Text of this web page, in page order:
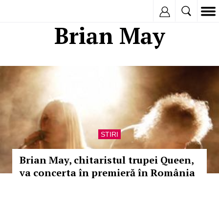
Brian May
STIRI
Brian May, chitaristul trupei Queen,
va concerta în premieră în România